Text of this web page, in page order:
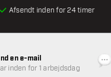
Afsendt inden for 24 timer
en e-mail
inden for 1 arbejdsdag